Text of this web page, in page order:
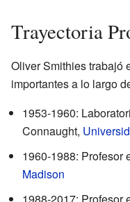
Trayectoria
Oliver Smithies trabajó
importantes a lo largo
1953-1960:
Connaught,
1960-1988: Profesor
Madison
1988-2017: Profesor